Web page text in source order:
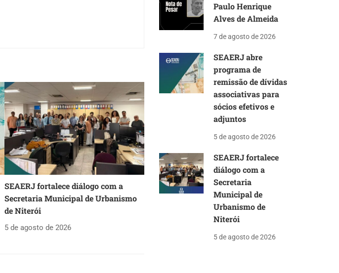
SEAERJ fortalece diálogo com a
Secretaria Municipal de Urbanismo
de Niterói
5 de agosto de 2026
Paulo Henrique
Alves de Almeida
7 de agosto de 2026
SEAERJ abre
programa de
remissão de dívidas
associativas para
sócios efetivos e
adjuntos
5 de agosto de 2026
SEAERJ fortalece
diálogo com a
Secretaria
Municipal de
Urbanismo de
Niterói
5 de agosto de 2026